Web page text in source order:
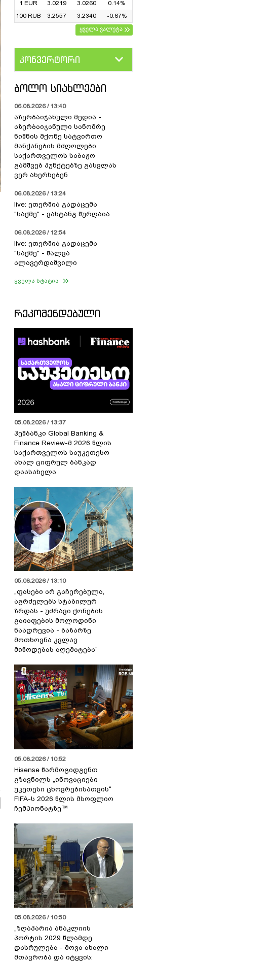
1 EUR
3.0219 3.0260
0.14%
100 RUB
3.2557 3.2340
-0.67%
ყველა ვალუტა
კონვერტორი
ᲑᲝᲚᲝ ᲡᲘᲐᲮᲚᲔᲔᲑᲘ
06.08.2026 / 13:40
აზერბაიჯანული მედია -
აზერბაიჯანული სანომრე
ნიშნის მქონე სატვირთო
მანქანების მძღოლები
საქართველოს საბაჟო
გამშვებ პუნქტებზე გასვლას
ვერ ახერხებენ
06.08.2026 / 13:24
live: ეთერშია გადაცემა
"საქმე" - ვახტანგ შურღაია
06.08.2026 / 12:54
live: ეთერშია გადაცემა
"საქმე" - შალვა
ალავერდაშვილი
ყველა სტატია
ᲠᲔᲙᲝᲛᲔᲜᲓᲔᲑᲣᲚᲘ
05.08.2026 / 13:37
ჰეშბანკი Global Banking &
Finance Review-მ 2026 წლის
საქართველოს საუკეთესო
ახალ ციფრულ ბანკად
დაასახელა
05.08.2026 / 13:10
„ფასები არ გაჩერებულა,
აგრძელებს სტაბილურ
ზრდას - უძრავი ქონების
გაიაფების მოლოდინი
ნაადრევია - ბაზარზე
მოთხოვნა კვლავ
მიწოდებას აღემატება“
05.08.2026 / 10:52
Hisense წარმოგიდგენთ
გზავნილს „ინოვაციები
უკეთესი ცხოვრებისათვის“
FIFA-ს 2026 წლის მსოფლიო
ჩემპიონატზე™
05.08.2026 / 10:50
„ზღაპარია ანაკლიის
პორტის 2029 წლამდე
დასრულება - მოვა ახალი
მთავრობა და იტყვის: